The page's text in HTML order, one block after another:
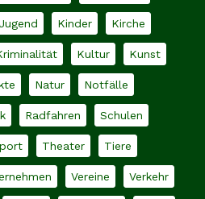
Jugend Kinder Kirche
Kultur Kunst
Natur Notfälle
Radfahren Schulen
Theater Tiere
Vereine Verkehr